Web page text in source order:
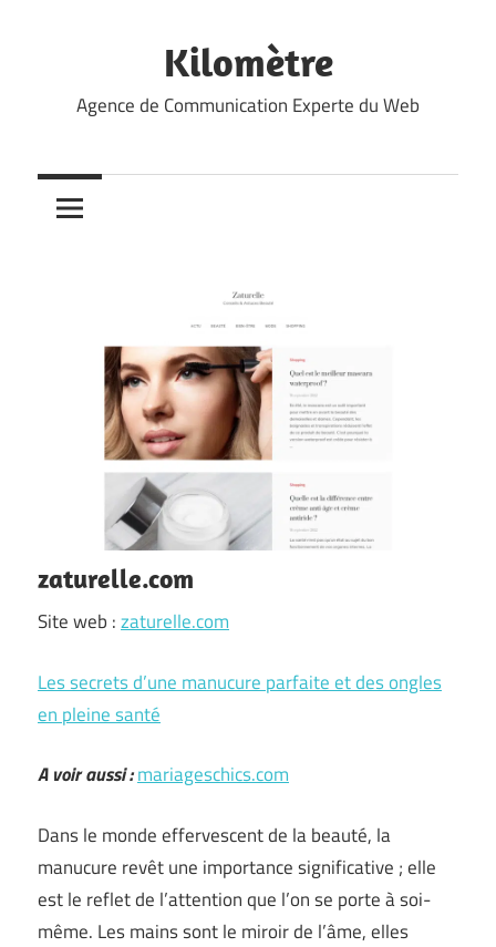
Kilomètre
Agence de Communication Experte du Web
zaturelle.com
Site web :zaturelle.com
Les secrets d’une manucure parfaite et des ongles
en pleine santé
A voir aussi :mariageschics.com
Dans le monde effervescent de la beauté, la
manucure revêt une importance significative ; elle
est le reflet de l’attention que l’on se porte à soi-
même. Les mains sont le miroir de l’âme, elles